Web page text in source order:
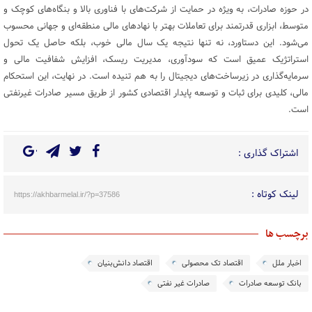
در حوزه صادرات، به ویژه در حمایت از شرکت‌های با فناوری بالا و بنگاه‌های کوچک و
متوسط، ابزاری قدرتمند برای تعاملات بهتر با نهادهای مالی منطقه‌ای و جهانی محسوب
می‌شود. این دستاورد، نه تنها نتیجه یک سال مالی خوب، بلکه حاصل یک تحول
استراتژیک عمیق است که سودآوری، مدیریت ریسک، افزایش شفافیت مالی و
سرمایه‌گذاری در زیرساخت‌های دیجیتال را به هم تنیده است. در نهایت، این استحکام
مالی، کلیدی برای ثبات و توسعه پایدار اقتصادی کشور از طریق مسیر صادرات غیرنفتی
است.
اشتراک گذاری :
لینک کوتاه : https://akhbarmelal.ir/?p=37586
برچسب ها
اخبار ملل اقتصاد تک محصولی
اقتصاد دانش‌بنیان
بانک توسعه صادرات
صادرات غیر نفتی